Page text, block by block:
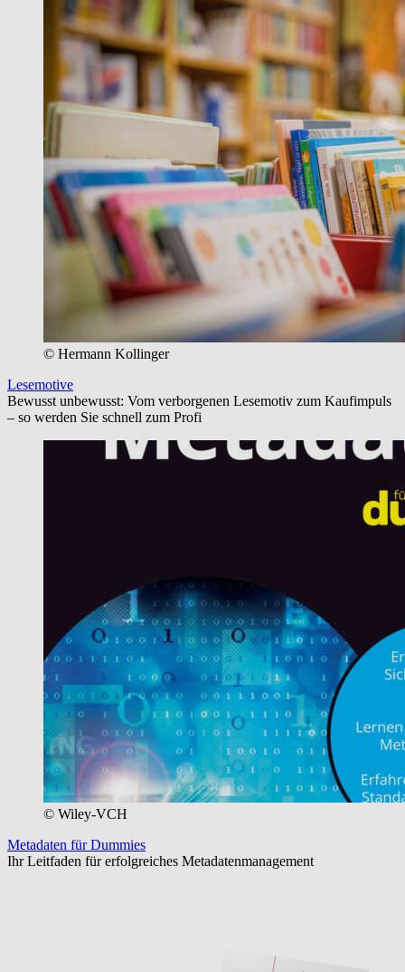
© Hermann Kollinger
Lesemotive
Bewusst unbewusst: Vom verborgenen Lesemotiv zum Kaufimpuls
– so werden Sie schnell zum Profi
© Wiley-VCH
Metadaten für Dummies
Ihr Leitfaden für erfolgreiches Metadatenmanagement